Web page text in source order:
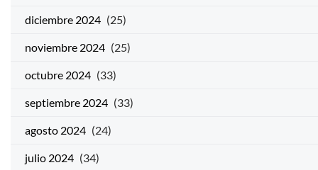
diciembre 2024 (25)
noviembre 2024 (25)
octubre 2024 (33)
septiembre 2024 (33)
agosto 2024 (24)
julio 2024 (34)